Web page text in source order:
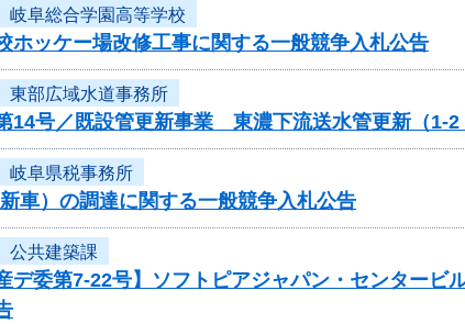
岐阜総合学園高等学校
ホッケー場改修工事に関する一般競争入札公告
東部広域水道事務所
14号／既設管更新事業 東濃下流送水管更新（1-
岐阜県税事務所
車）の調達に関する一般競争入札公告
公共建築課
デ委第7-22号】ソフトピアジャパン・センタービ